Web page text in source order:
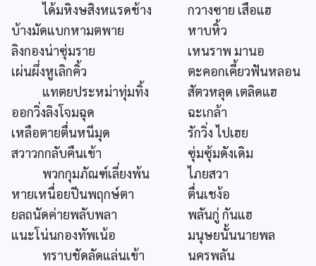
ได้มหิงษสิงหแรดช้าง
กวางซาย เสือแฮ
บ้างมัดแบกหามตพาย
หาบหิ้ว
ลิงกองน่าซุ่มราย
เหนราพ มานอ
เผ่นผึ่งหูเลิกคิ้ว
ตะคอกเคี้ยวฟันหลอน
แทตยประหม่าทุ่มทิ้ง
สัตวหลุด เตลิดแฮ
ออกวิ่งลิงโจมฉุด
ฉะเกล้า
เหลือตายตื่นหนีมุด
รักวิ่ง ไปเฮย
สวาวกกลับคืนเข้า
ซุ่มซุ้มดังเดิม
พวกกุมภัณฑ์เลี่ยงพ้น
ไภยสวา
หายเหนื่อยปีนพฤกษ์ตา
ตื่นเชง้อ
ยลถนัดค่ายพลับพลา
พลันกู่ กันแฮ
แนะโน่นกองทัพเน้อ
มนุษยนั้นนายพล
ทราบชัดลัดแล่นเข้า
นครพลัน